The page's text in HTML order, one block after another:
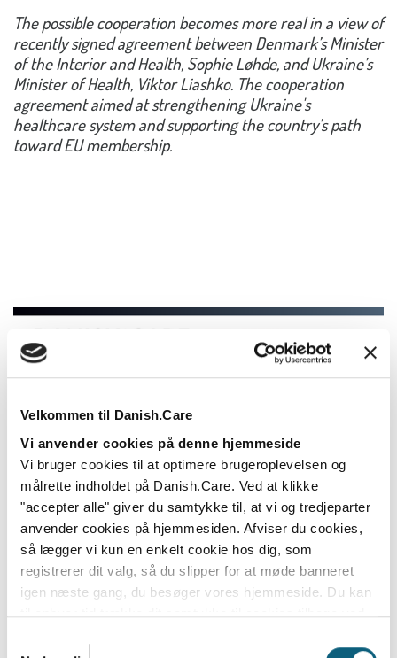
Velkommen til Danish.Care
Vi anvender cookies på denne hjemmeside
Vi bruger cookies til at optimere brugeroplevelsen og
målrette indholdet på Danish.Care. Ved at klikke
"accepter alle" giver du samtykke til, at vi og tredjeparter
anvender cookies på hjemmesiden. Afviser du cookies,
så lægger vi kun en enkelt cookie hos dig, som
registrerer dit valg, så du slipper for at møde banneret
igen næste gang, du besøger vores hjemmeside. Du kan
til enhver tid trække dit samtykke til cookies tilbage ved
The possible cooperation becomes more real in a view of
recently signed agreement between Denmark’s Minister
of the Interior and Health, Sophie Løhde, and Ukraine’s
Minister of Health, Viktor Liashko. The cooperation
agreement aimed at strengthening Ukraine's
healthcare system and supporting the country’s path
toward EU membership.